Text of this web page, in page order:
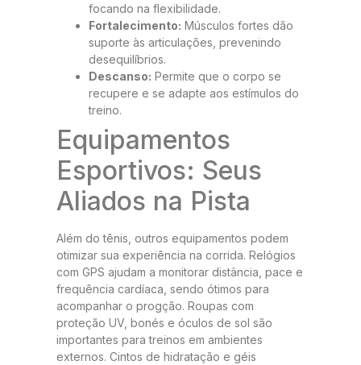
focando na flexibilidade.
Fortalecimento: Músculos fortes dão
suporte às articulações, prevenindo
desequilíbrios.
Descanso: Permite que o corpo se
recupere e se adapte aos estímulos do
treino.
Equipamentos
Esportivos: Seus
Aliados na Pista
Além do tênis, outros equipamentos podem
otimizar sua experiência na corrida. Relógios
com GPS ajudam a monitorar distância, pace e
frequência cardíaca, sendo ótimos para
acompanhar o progção. Roupas com
proteção UV, bonés e óculos de sol são
importantes para treinos em ambientes
externos. Cintos de hidratação e géis